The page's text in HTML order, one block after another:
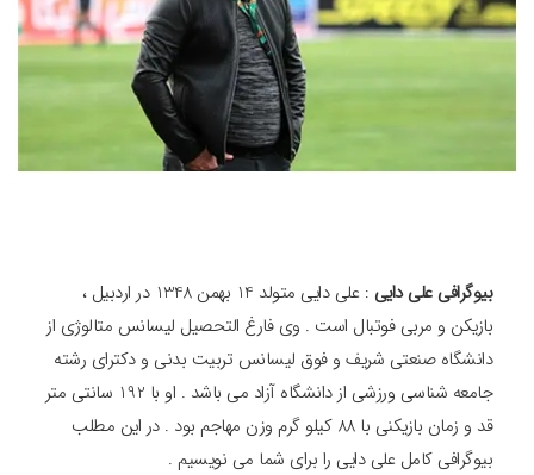
بیوگرافی علی دایی
: علی دایی متولد 14 بهمن 1348 در اردبیل ،
بازیکن و مربی فوتبال است . وی فارغ التحصیل لیسانس متالوژی از
دانشگاه صنعتی شریف و فوق لیسانس تربیت بدنی و دکترای رشته
جامعه شناسی ورزشی از دانشگاه آزاد می باشد . او با 192 سانتی متر
قد و زمان بازیکنی با 88 کیلو گرم وزن مهاجم بود . در این مطلب
بیوگرافی کامل علی دایی را برای شما می نویسیم .